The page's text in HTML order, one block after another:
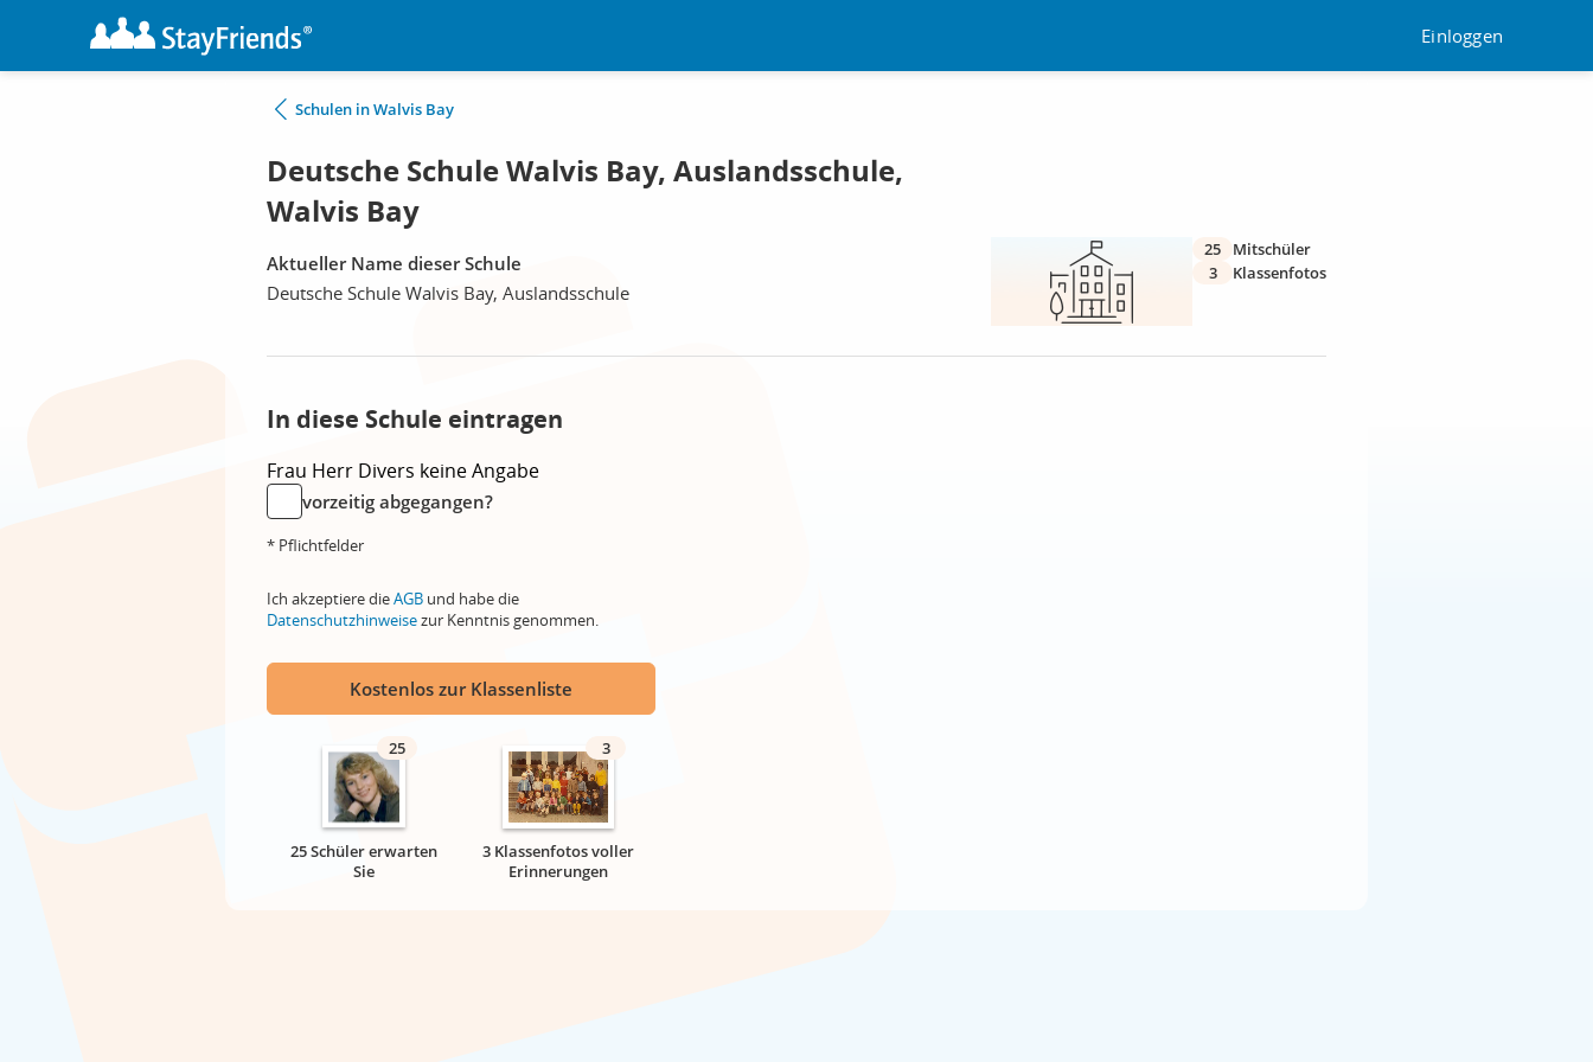
Einloggen
Schulen in Walvis Bay
Deutsche Schule Walvis Bay, Auslandsschule,
Walvis Bay
Aktueller Name dieser Schule
Deutsche Schule Walvis Bay, Auslandsschule
25
Mitschüler
3
Klassenfotos
In diese Schule eintragen
Frau Herr Divers keine Angabe
vorzeitig abgegangen?
* Pflichtfelder
Ich akzeptiere dieAGB und habe die
Datenschutzhinweisezur Kenntnis genommen.
Kostenlos zur Klassenliste
25
25 Schüler erwarten
Sie
3
3 Klassenfotos voller
Erinnerungen